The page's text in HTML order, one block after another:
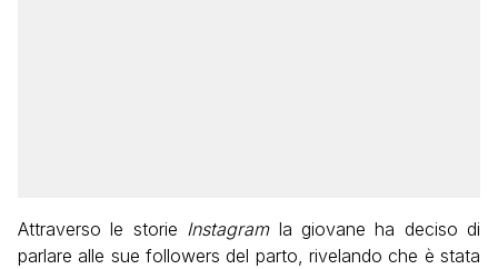
Attraverso le storie Instagramla giovane ha deciso di
parlare alle sue followers del parto, rivelando che è stata